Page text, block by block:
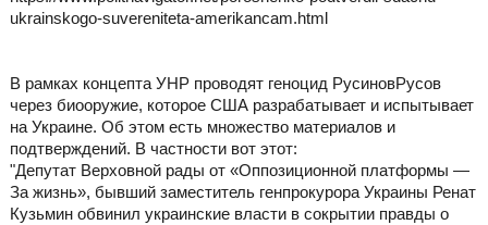
ukrainskogo-suvereniteta-amerikancam.html
В рамках концепта УНР проводят геноцид РусиновРусов
через биооружие, которое США разрабатывает и испытывает
на Украине. Об этом есть множество материалов и
подтверждений. В частности вот этот:
"Депутат Верховной рады от «Оппозиционной платформы —
За жизнь», бывший заместитель генпрокурора Украины Ренат
Кузьмин обвинил украинские власти в сокрытии правды о